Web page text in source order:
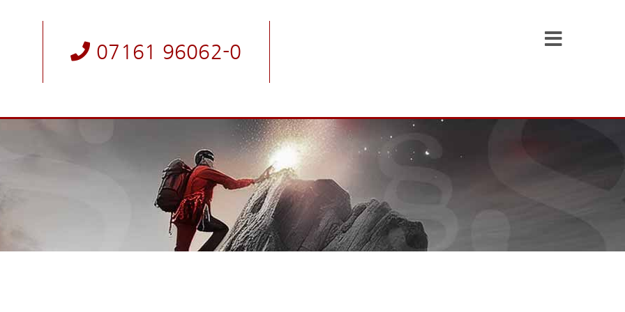
07161 96062-0
Toggle
Über uns
Unsere Rechtsgebiete
Unser Team